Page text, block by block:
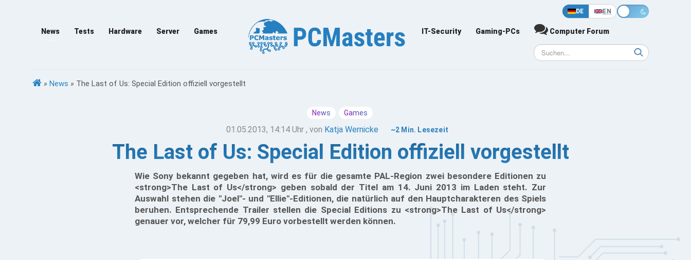
DE EN
News Tests Hardware Server Games IT-Security Gaming-PCs Computer Forum
» News » The Last of Us: Special Edition offiziell vorgestellt
News Games
01.05.2013, 14:14 Uhr , von Katja Wernicke ~2 Min. Lesezeit
The Last of Us: Special Edition offiziell vorgestellt
Wie Sony bekannt gegeben hat, wird es für die gesamte PAL-Region zwei besondere Editionen zu
<strong>The Last of Us</strong> geben sobald der Titel am 14. Juni 2013 im Laden steht. Zur
Auswahl stehen die "Joel"- und "Ellie"-Editionen, die natürlich auf den Hauptcharakteren des Spiels
beruhen. Entsprechende Trailer stellen die Special Editions zu <strong>The Last of Us</strong>
genauer vor, welcher für 79,99 Euro vorbestellt werden können.